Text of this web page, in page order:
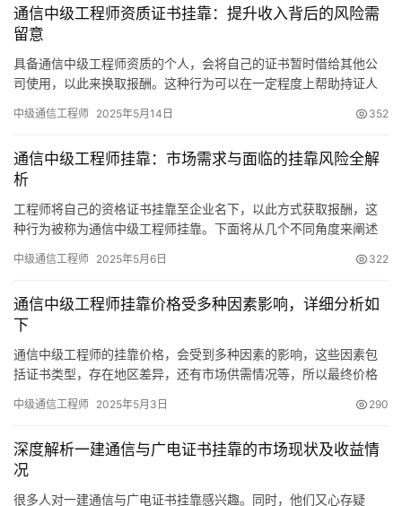
通信中级工程师资质证书挂靠：提升收入背后的风险需
留意
具备通信中级工程师资质的个人，会将自己的证书暂时借给其他公
司使用，以此来换取报酬。这种行为可以在一定程度上帮助持证人
中级通信工程师 2025年5月14日 352
通信中级工程师挂靠：市场需求与面临的挂靠风险全解
析
工程师将自己的资格证书挂靠至企业名下，以此方式获取报酬，这
种行为被称为通信中级工程师挂靠。下面将从几个不同角度来阐述
中级通信工程师 2025年5月6日 322
通信中级工程师挂靠价格受多种因素影响，详细分析如
下
通信中级工程师的挂靠价格，会受到多种因素的影响，这些因素包
括证书类型，存在地区差异，还有市场供需情况等，所以最终价格
析。
中级通信工程师 2025年5月3日 290
深度解析一建通信与广电证书挂靠的市场现状及收益情
况
很多人对一建通信与广电证书挂靠感兴趣。同时，他们又心存疑